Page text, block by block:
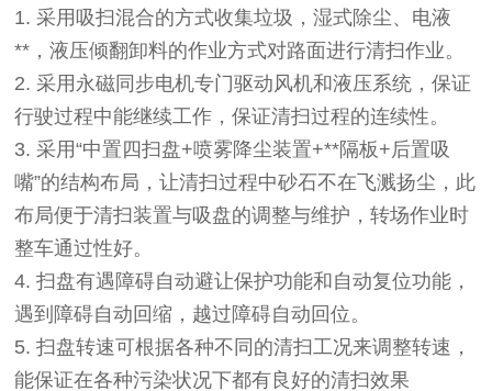
1.采用吸扫混合的方式收集垃圾，湿式除尘、电液
**，液压倾翻卸料的作业方式对路面进行清扫作业。
2.采用永磁同步电机专门驱动风机和液压系统，保证
行驶过程中能继续工作，保证清扫过程的连续性。
3.采用“中置四扫盘+喷雾降尘装置+**隔板+后置吸
嘴”的结构布局，让清扫过程中砂石不在飞溅扬尘，此
布局便于清扫装置与吸盘的调整与维护，转场作业时
整车通过性好。
4.扫盘有遇障碍自动避让保护功能和自动复位功能，
遇到障碍自动回缩，越过障碍自动回位。
5.扫盘转速可根据各种不同的清扫工况来调整转速，
能保证在各种污染状况下都有良好的清扫效果